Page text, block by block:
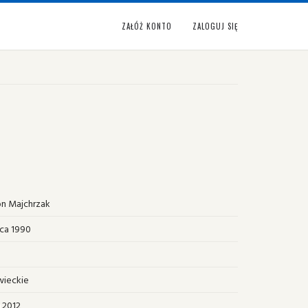
ZAŁÓŻ KONTO ZALOGUJ SIĘ
Majchrzak
1990